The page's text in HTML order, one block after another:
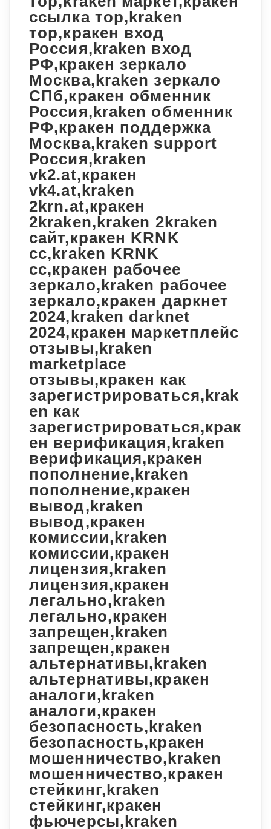
ссылка тор,kraken
тор,кракен вход
Россия,kraken вход
РФ,кракен зеркало
Москва,kraken зеркало
СПб,кракен обменник
Россия,kraken обменник
РФ,кракен поддержка
Москва,kraken support
Россия,kraken
vk2.at,кракен
vk4.at,kraken
2krn.at,кракен
2kraken,kraken 2kraken
сайт,кракен KRNK
cc,kraken KRNK
cc,кракен рабочее
зеркало,kraken рабочее
зеркало,кракен даркнет
2024,kraken darknet
2024,кракен маркетплейс
отзывы,kraken
marketplace
отзывы,кракен как
зарегистрироваться,krak
en как
зарегистрироваться,крак
ен верификация,kraken
верификация,кракен
пополнение,kraken
пополнение,кракен
вывод,kraken
вывод,кракен
комиссии,kraken
комиссии,кракен
лицензия,kraken
лицензия,кракен
легально,kraken
легально,кракен
запрещен,kraken
запрещен,кракен
альтернативы,kraken
альтернативы,кракен
аналоги,kraken
аналоги,кракен
безопасность,kraken
безопасность,кракен
мошенничество,kraken
мошенничество,кракен
стейкинг,kraken
стейкинг,кракен
фьючерсы,kraken